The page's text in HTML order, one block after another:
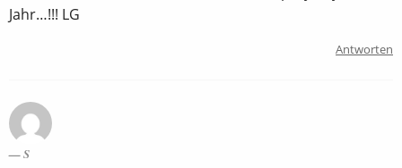
Jahr…!!! LG
Antworten
S